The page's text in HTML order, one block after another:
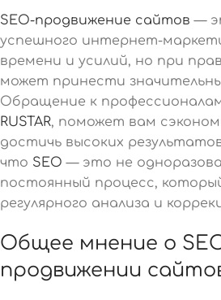
SEO-продвижение сайтов —
успешного интернет-
времени и усилий, но при
может принести
Обращение к
RUSTAR, поможет вам
достичь высоких
что SEO — это не
постоянный процесс,
регулярного анализа и
Общее мнение о
продвижении